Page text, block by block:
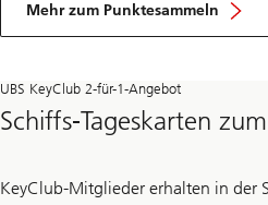
Mehr zum Punktesammeln
UBS KeyClub 2-für-1-Angebot
Schiffs-Tageskarten
KeyClub-Mitglieder erhalten in der